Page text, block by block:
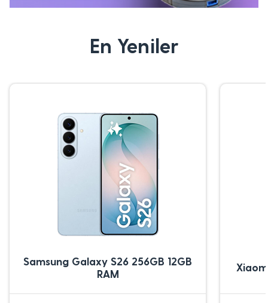
En Yeniler
Samsung Galaxy S26 256GB 12GB
RAM